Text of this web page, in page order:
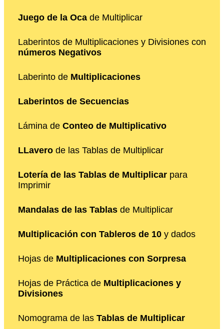
Juego de la Oca de Multiplicar
Laberintos de Multiplicaciones y Divisiones con
números Negativos
Laberinto de Multiplicaciones
Laberintos de Secuencias
Lámina de Conteo de Multiplicativo
LLavero de las Tablas de Multiplicar
Lotería de las Tablas de Multiplicar para
Imprimir
Mandalas de las Tablas de Multiplicar
Multiplicación con Tableros de 10 y dados
Hojas de Multiplicaciones con Sorpresa
Hojas de Práctica de Multiplicaciones y
Divisiones
Nomograma de las Tablas de Multiplicar